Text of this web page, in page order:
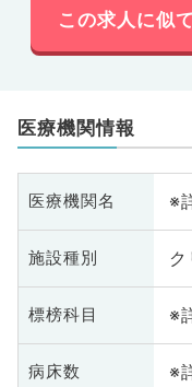
この求人に似
医療機関情報
医療機関名 ※
施設種別
標榜科目 ※
病床数 ※